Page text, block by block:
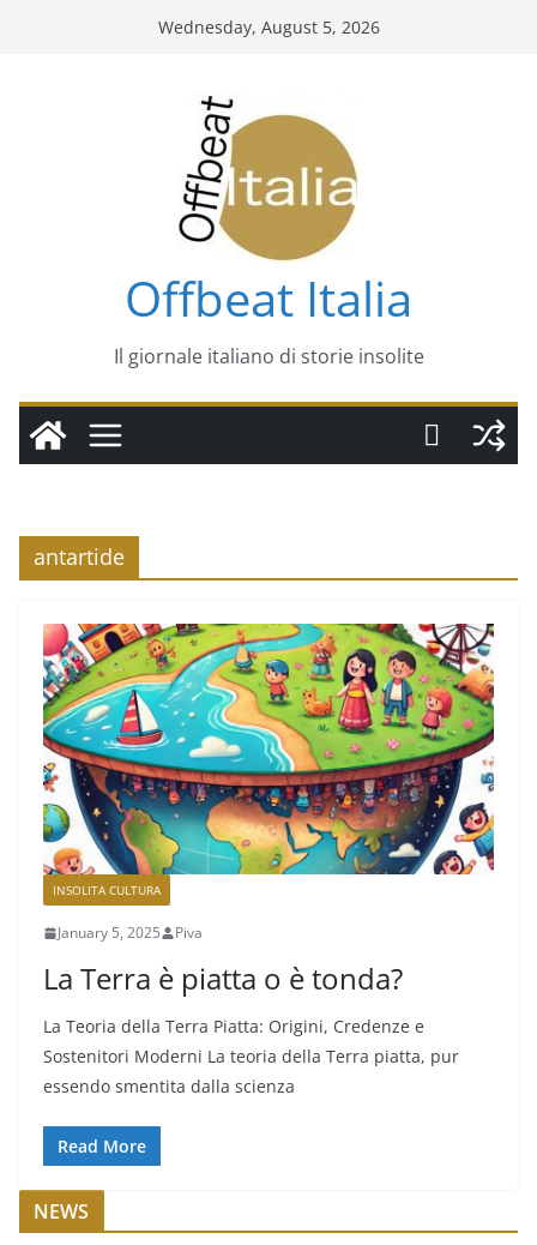
Wednesday, August 5, 2026
Offbeat Italia
Il giornale italiano di storie insolite
antartide
INSOLITA CULTURA
January 5, 2025 Piva
La Terra è piatta o è tonda?
La Teoria della Terra Piatta: Origini, Credenze e
Sostenitori Moderni La teoria della Terra piatta, pur
essendo smentita dalla scienza
Read More
NEWS